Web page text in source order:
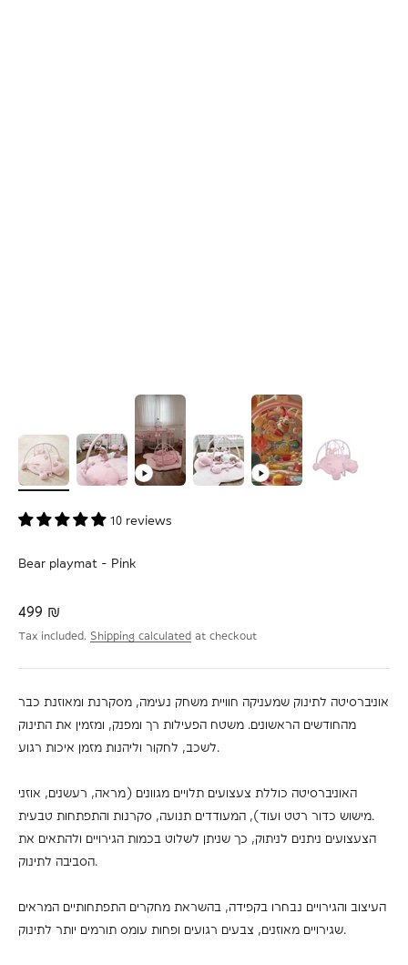
10 reviews
Bear playmat - Pink
Sale price
499 ₪
Tax included. Shipping calculated at checkout
אוניברסיטה לתינוק שמעניקה חוויית משחק נעימה, מסקרנת ומאוזנת כבר
מהחודשים הראשונים. משטח הפעילות רך ומפנק, ומזמין את התינוק
לשכב, לחקור וליהנות מזמן איכות רגוע.
האוניברסיטה כוללת צעצועים תלויים מגוונים (מראה, רעשנים, אוזני
מישוש כדור רטט ועוד), המעודדים תנועה, סקרנות והתפתחות טבעית.
הצעצועים ניתנים לניתוק, כך שניתן לשלוט בכמות הגירויים ולהתאים את
הסביבה לתינוק.
העיצוב והגירויים נבחרו בקפידה, בהשראת מחקרים התפתחותיים המראים
שגירויים מאוזנים, צבעים רגועים ופחות עומס תורמים יותר לתינוק.